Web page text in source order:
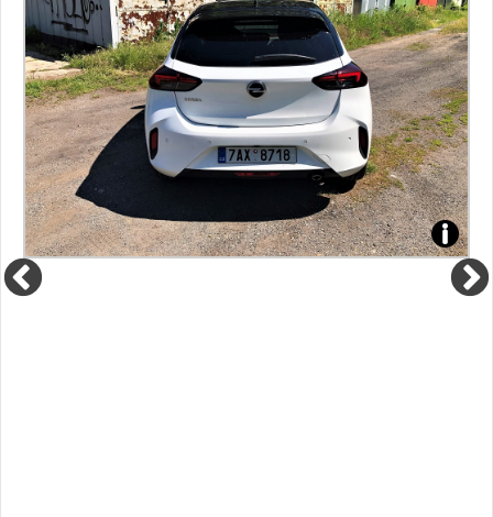
Foto:
Sabina